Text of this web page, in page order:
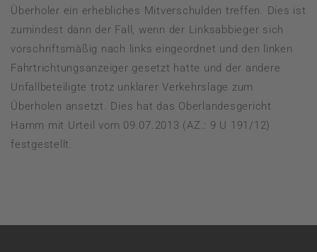
Überholer ein erhebliches Mitverschulden treffen. Dies ist
zumindest dann der Fall, wenn der Linksabbieger sich
vorschriftsmäßig nach links eingeordnet und den linken
Fahrtrichtungsanzeiger gesetzt hatte und der andere
Unfallbeteiligte trotz unklarer Verkehrslage zum
Überholen ansetzt. Dies hat das Oberlandesgericht
Hamm mit Urteil vom 09.07.2013 (AZ.: 9 U 191/12)
festgestellt.